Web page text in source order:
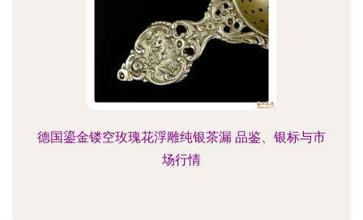
德国鎏金镂空玫瑰花浮雕纯银茶漏 品鉴、银标与市
场行情